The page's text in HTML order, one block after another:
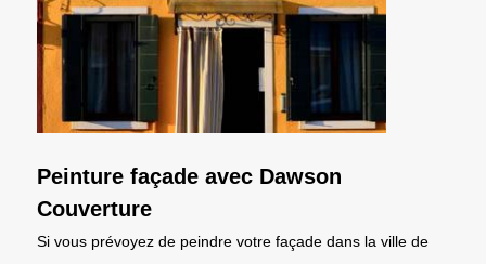
Peinture façade avec Dawson
Couverture
Si vous prévoyez de peindre votre façade dans la ville de